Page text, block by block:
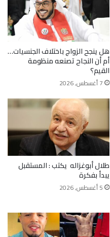
هل ينجح الزواج باختلاف الجنسيات…
أم أن النجاح تصنعه منظومة
القيم؟
7 أغسطس, 2026
طلال أبوغزاله يكتب : المستقبل
يبدأ بفكرة
5 أغسطس, 2026